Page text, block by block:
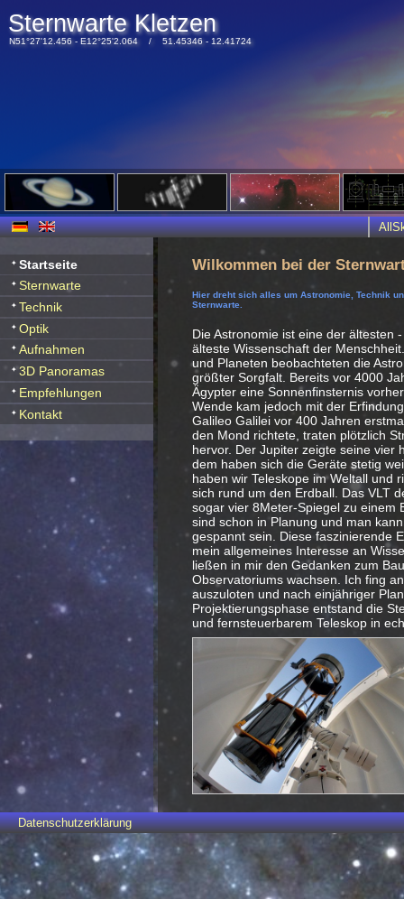
Sternwarte Kletzen
N51°27'12.456 - E12°25'2.064 / 51.45346 - 12.41724
Startseite
Sternwarte
Technik
Optik
Aufnahmen
3D Panoramas
Empfehlungen
Kontakt
Wilkommen bei der
Hier dreht sich alles um Astronomie, Technik
Sternwarte.
Die Astronomie ist eine der ältesten
älteste Wissenschaft der
und Planeten beobachteten die
größter Sorgfalt. Bereits vor 4000
Ägypter eine Sonnenfinsternis
Wende kam jedoch mit der
Galileo Galilei vor 400 Jahren
den Mond richtete, traten plötzlich
hervor. Der Jupiter zeigte seine vier
dem haben sich die Geräte stetig
haben wir Teleskope im Weltall und
sich rund um den Erdball. Das VLT
sogar vier 8Meter-Spiegel zu einem
sind schon in Planung und man
gespannt sein. Diese faszinierende
mein allgemeines Interesse an
ließen in mir den Gedanken zum
Observatoriums wachsen. Ich fing
auszuloten und nach einjähriger
Projektierungsphase entstand die
und fernsteuerbarem Teleskop in
Datenschutzerklärung